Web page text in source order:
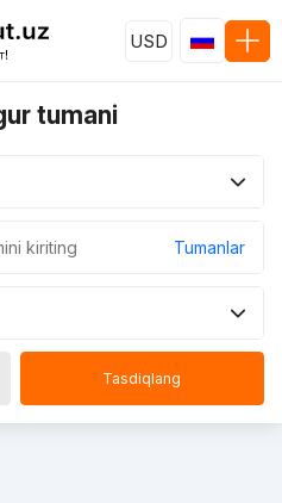
USD
tumani
Tumanlar
Tasdiqlang